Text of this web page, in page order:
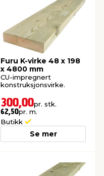
Furu K-virke 48 x 198
x 4800 mm
CU-impregnert
konstruksjonsvirke.
300,00pr. stk.
62,50pr. m.
Butikk
Se mer